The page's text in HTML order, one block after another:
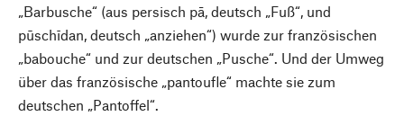
„Barbusche“ (aus persisch pā, deutsch „Fuß“, und
pūschīdan, deutsch „anziehen“) wurde zur französischen
„babouche“ und zur deutschen „Pusche“. Und der Umweg
über das französische „pantoufle“ machte sie zum
deutschen „Pantoffel“.